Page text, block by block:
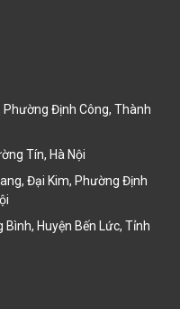
Phường Định Công, Thành
Tín, Hà Nội
Đại Kim, Phường Định
Bình, Huyện Bến Lức, Tỉnh